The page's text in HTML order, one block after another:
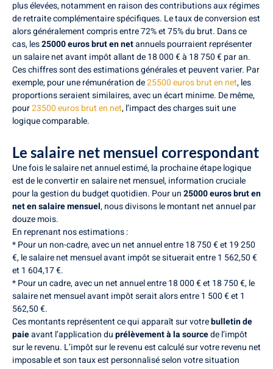
plus élevées, notamment en raison des contributions aux régimes
de retraite complémentaire spécifiques. Le taux de conversion est
alors généralement compris entre 72% et 75% du brut. Dans ce
cas, les25000 euros brut en netannuels pourraient représenter
un salaire net avant impôt allant de 18 000 € à 18 750 € par an.
Ces chiffres sont des estimations générales et peuvent varier. Par
exemple, pour une rémunération de25500 euros brut en net, les
proportions seraient similaires, avec un écart minime. De même,
pour23500 euros brut en net, l’impact des charges suit une
logique comparable.
Le salaire net mensuel correspondant
Une fois le salaire net annuel estimé, la prochaine étape logique
est de le convertir en salaire net mensuel, information cruciale
pour la gestion du budget quotidien. Pour un25000 euros brut en
net en salaire mensuel, nous divisons le montant net annuel par
douze mois.
En reprenant nos estimations :
* Pour un non-cadre, avec un net annuel entre 18 750 € et 19 250
€, le salaire net mensuel avant impôt se situerait entre 1 562,50 €
et 1 604,17 €.
* Pour un cadre, avec un net annuel entre 18 000 € et 18 750 €, le
salaire net mensuel avant impôt serait alors entre 1 500 € et 1
562,50 €.
Ces montants représentent ce qui apparaît sur votrebulletin de
paieavant l’application duprélèvement à la sourcede l’impôt
sur le revenu. L’impôt sur le revenu est calculé sur votre revenu net
imposable et son taux est personnalisé selon votre situation